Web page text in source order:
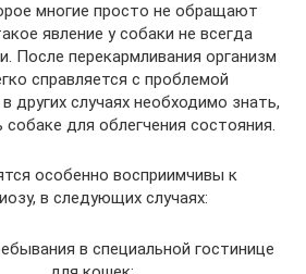
многие просто не обращают
явление у собаки не всегда
После перекармливания организм
справляется с проблемой
других случаях необходимо знать,
для облегчения состояния.
особенно восприимчивы к
в следующих случаях:
в специальной гостинице